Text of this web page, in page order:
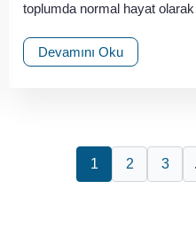
toplumda normal hayat
Devamını Oku
1 2 3